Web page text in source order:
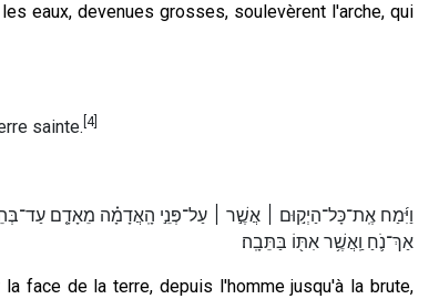
eaux, devenues grosses, soulevèrent l'arche, qui
sainte. [4]
וַיִּ֜מַח אֶֽת־כָּל־הַיְק֣וּם ׀ אֲשֶׁ֣ר ׀ עַל־פְּנֵ֣י הָֽאֲדָמָ֗ה מֵאָדָ֤ם
אַךְ־נֹ֛חַ וַֽאֲשֶׁ֥ר אִתּ֖וֹ בַּתֵּבָֽה׃
face de la terre, depuis l'homme jusqu'à la brute,